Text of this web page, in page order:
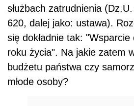
służbach zatrudnienia
620, dalej jako: ustawa).
się dokładnie tak:
roku życia". Na jakie zatem
budżetu państwa czy
młode osoby?